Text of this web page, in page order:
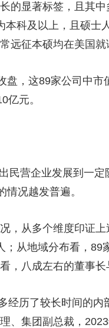
显著标签，且其中
本科及以上，且硕
远征本硕均在美国就
，这89家公司中市
亿元。
营企业发展到一定
情况越发普遍。
从多个维度印证上
；从地域分布看，
，八成左右的董事长
历了较长时间的内
、集团副总裁，